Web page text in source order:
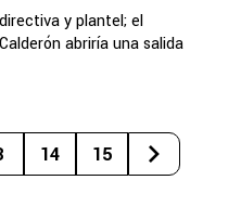
y plantel; el
abriría una salida
14 15